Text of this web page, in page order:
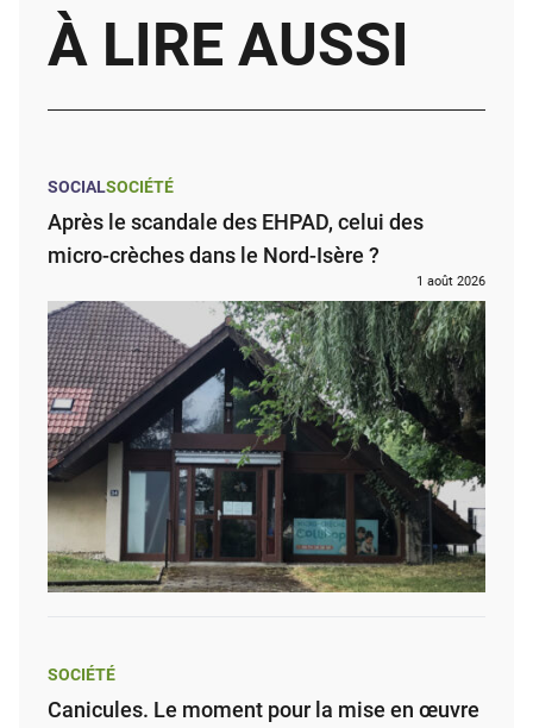
À LIRE AUSSI
SOCIALSOCIÉTÉ
Après le scandale des EHPAD, celui des
micro-crèches dans le Nord-Isère ?
1 août 2026
SOCIÉTÉ
Canicules. Le moment pour la mise en œuvre